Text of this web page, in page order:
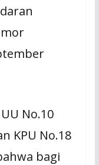
No.10
KPU No.18
bagi